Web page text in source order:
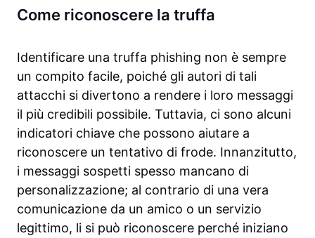
Come riconoscere la truffa
Identificare una truffa phishing non è sempre
un compito facile, poiché gli autori di tali
attacchi si divertono a rendere i loro messaggi
il più credibili possibile. Tuttavia, ci sono alcuni
indicatori chiave che possono aiutare a
riconoscere un tentativo di frode. Innanzitutto,
i messaggi sospetti spesso mancano di
personalizzazione; al contrario di una vera
comunicazione da un amico o un servizio
legittimo, li si può riconoscere perché iniziano